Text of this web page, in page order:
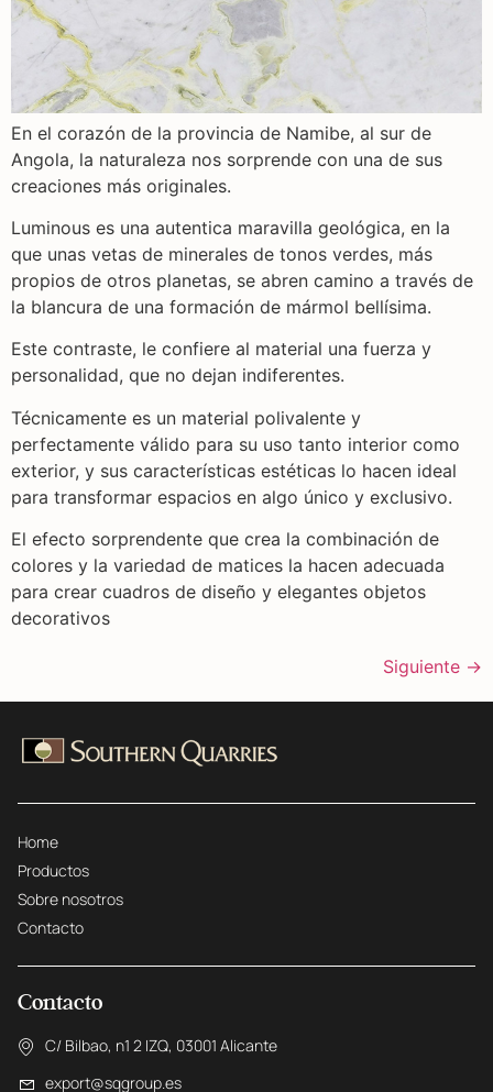
En el corazón de la provincia de Namibe, al sur de
Angola, la naturaleza nos sorprende con una de sus
creaciones más originales.
Luminous es una autentica maravilla geológica, en la
que unas vetas de minerales de tonos verdes, más
propios de otros planetas, se abren camino a través de
la blancura de una formación de mármol bellísima.
Este contraste, le confiere al material una fuerza y
personalidad, que no dejan indiferentes.
Técnicamente es un material polivalente y
perfectamente válido para su uso tanto interior como
exterior, y sus características estéticas lo hacen ideal
para transformar espacios en algo único y exclusivo.
El efecto sorprendente que crea la combinación de
colores y la variedad de matices la hacen adecuada
para crear cuadros de diseño y elegantes objetos
decorativos
Siguiente →
Home
Productos
Sobre nosotros
Contacto
Contacto
C/ Bilbao, n1 2 IZQ, 03001 Alicante
export@sqgroup.es